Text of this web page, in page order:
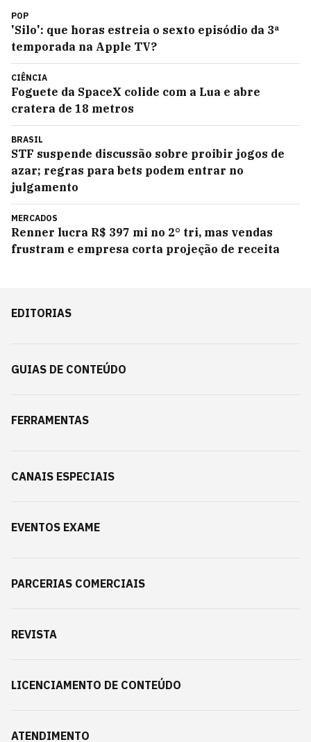
POP
'Silo': que horas estreia o sexto episódio da 3ª
temporada na Apple TV?
CIÊNCIA
Foguete da SpaceX colide com a Lua e abre
cratera de 18 metros
BRASIL
STF suspende discussão sobre proibir jogos de
azar; regras para bets podem entrar no
julgamento
MERCADOS
Renner lucra R$ 397 mi no 2° tri, mas vendas
frustram e empresa corta projeção de receita
EDITORIAS
GUIAS DE CONTEÚDO
FERRAMENTAS
CANAIS ESPECIAIS
EVENTOS EXAME
PARCERIAS COMERCIAIS
REVISTA
LICENCIAMENTO DE CONTEÚDO
ATENDIMENTO